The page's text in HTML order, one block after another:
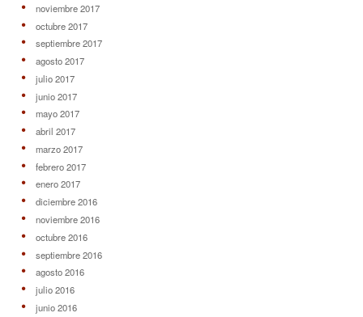
noviembre 2017
octubre 2017
septiembre 2017
agosto 2017
julio 2017
junio 2017
mayo 2017
abril 2017
marzo 2017
febrero 2017
enero 2017
diciembre 2016
noviembre 2016
octubre 2016
septiembre 2016
agosto 2016
julio 2016
junio 2016